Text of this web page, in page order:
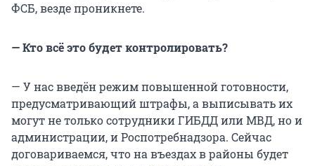
ФСБ, везде проникнете.
— Кто всё это будет контролировать?
— У нас введён режим повышенной готовности,
предусматривающий штрафы, а выписывать их
могут не только сотрудники ГИБДД или МВД, но и
администрации, и Роспотребнадзора. Сейчас
договариваемся, что на въездах в районы будет